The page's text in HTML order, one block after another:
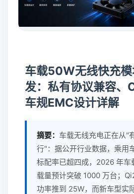
车载50W无线快充
发：私有协议兼容、
车规EMC设计详解
摘要： 车载无线充电正在从"
行"：据公开行业数据，乘用
标配率已超四成，2026 年车
载量预计突破 1000 万台；
功率推到 25W，而新车型实